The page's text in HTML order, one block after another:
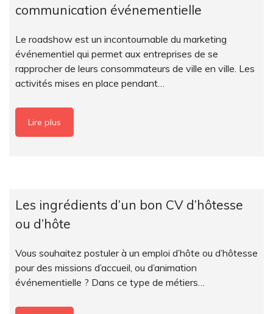
communication événementielle
Le roadshow est un incontournable du marketing
événementiel qui permet aux entreprises de se
rapprocher de leurs consommateurs de ville en ville. Les
activités mises en place pendant…
Lire plus
Les ingrédients d’un bon CV d’hôtesse
ou d’hôte
Vous souhaitez postuler à un emploi d’hôte ou d’hôtesse
pour des missions d’accueil, ou d’animation
événementielle ? Dans ce type de métiers…